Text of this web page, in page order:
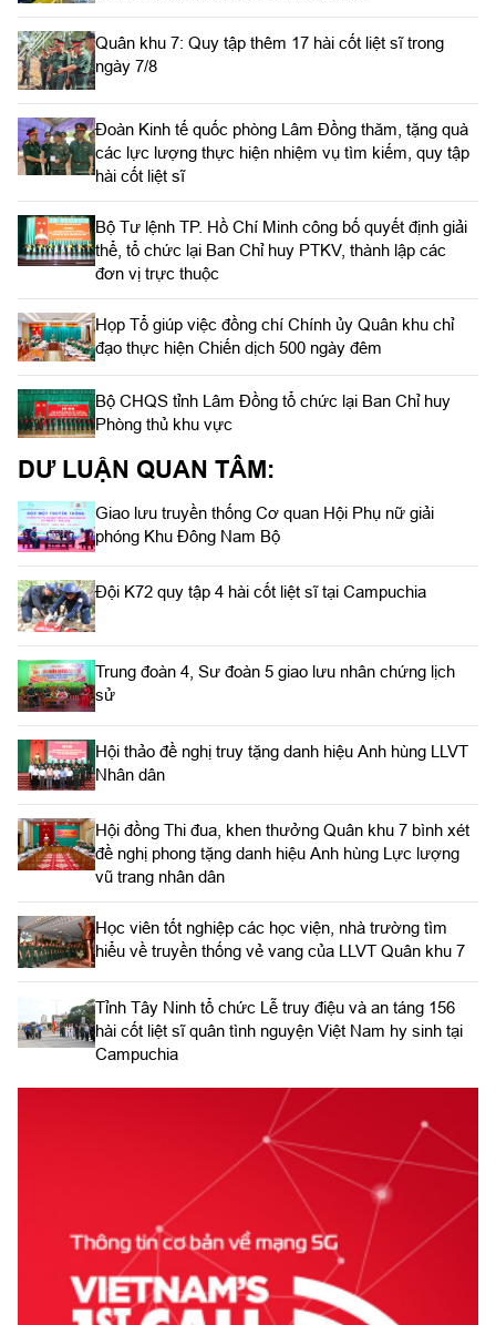
Quân khu 7: Quy tập thêm 17 hài cốt liệt sĩ trong
ngày 7/8
Đoàn Kinh tế quốc phòng Lâm Đồng thăm, tặng quà
các lực lượng thực hiện nhiệm vụ tìm kiếm, quy tập
hài cốt liệt sĩ
Bộ Tư lệnh TP. Hồ Chí Minh công bố quyết định giải
thể, tổ chức lại Ban Chỉ huy PTKV, thành lập các
đơn vị trực thuộc
Họp Tổ giúp việc đồng chí Chính ủy Quân khu chỉ
đạo thực hiện Chiến dịch 500 ngày đêm
Bộ CHQS tỉnh Lâm Đồng tổ chức lại Ban Chỉ huy
Phòng thủ khu vực
DƯ LUẬN QUAN TÂM:
Giao lưu truyền thống Cơ quan Hội Phụ nữ giải
phóng Khu Đông Nam Bộ
Đội K72 quy tập 4 hài cốt liệt sĩ tại Campuchia
Trung đoàn 4, Sư đoàn 5 giao lưu nhân chứng lịch
sử
Hội thảo đề nghị truy tặng danh hiệu Anh hùng LLVT
Nhân dân
Hội đồng Thi đua, khen thưởng Quân khu 7 bình xét
đề nghị phong tặng danh hiệu Anh hùng Lực lượng
vũ trang nhân dân
Học viên tốt nghiệp các học viện, nhà trường tìm
hiểu về truyền thống vẻ vang của LLVT Quân khu 7
​Tỉnh Tây Ninh tổ chức Lễ truy điệu và an táng 156
hài cốt liệt sĩ quân tình nguyện Việt Nam hy sinh tại
Campuchia